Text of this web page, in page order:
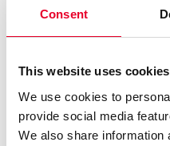
Consent
This website uses cookies
We use cookies to
provide social media
We also share information
EcoStruxure Machine
updates, f.eks. for
EcoStruxure Control